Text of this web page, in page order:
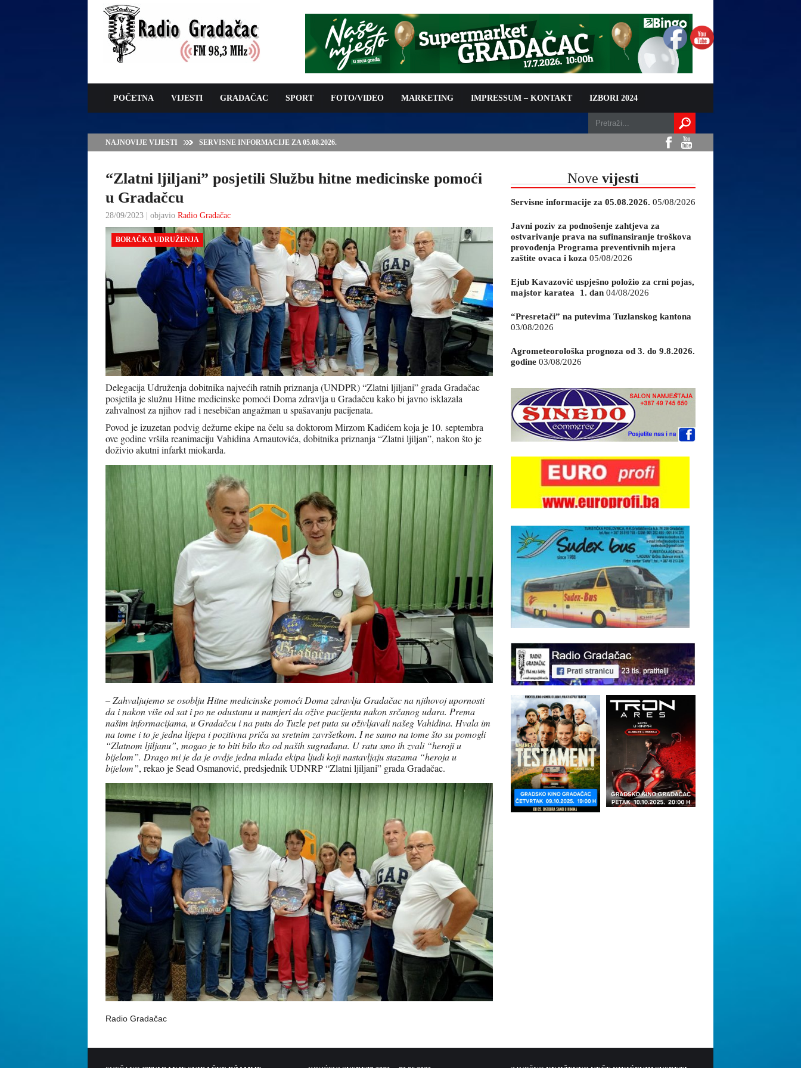
POČETNA VIJESTI GRADAČAC SPORT FOTO/VIDEO MARKETING IMPRESSUM – KONTAKT IZBORI 2024
NAJNOVIJE VIJESTI SERVISNE INFORMACIJE ZA 05.08.2026.
“Zlatni ljiljani” posjetili Službu hitne medicinske pomoći
u Gradačcu
28/09/2023 | objavio Radio Gradačac
BORAČKA UDRUŽENJA
Delegacija Udruženja dobitnika najvećih ratnih priznanja (UNDPR) “Zlatni ljiljani” grada Gradačac
posjetila je služnu Hitne medicinske pomoći Doma zdravlja u Gradačcu kako bi javno isklazala
zahvalnost za njihov rad i nesebičan angažman u spašavanju pacijenata.
Povod je izuzetan podvig dežurne ekipe na čelu sa doktorom Mirzom Kadićem koja je 10. septembra
ove godine vršila reanimaciju Vahidina Arnautovića, dobitnika priznanja “Zlatni ljiljan”, nakon što je
doživio akutni infarkt miokarda.
–Zahvaljujemo se osoblju Hitne medicinske pomoći Doma zdravlja Gradačac na njihovoj upornosti
da i nakon više od sat i po ne odustanu u namjeri da ožive pacijenta nakon srčanog udara. Prema
našim informacijama, u Gradačcu i na putu do Tuzle pet puta su oživljavali našeg Vahidina. Hvala im
na tome i to je jedna lijepa i pozitivna priča sa sretnim završetkom. I ne samo na tome što su pomogli
“Zlatnom ljiljanu”, mogao je to biti bilo tko od naših sugrađana. U ratu smo ih zvali “heroji u
bijelom”. Drago mi je da je ovdje jedna mlada ekipa ljudi koji nastavljaju stazama “heroja u
bijelom”, rekao je Sead Osmanović, predsjednik UDNRP “Zlatni ljiljani” grada Gradačac.
Radio Gradačac
Nove vijesti
Servisne informacije za 05.08.2026. 05/08/2026
Javni poziv za podnošenje zahtjeva za
ostvarivanje prava na sufinansiranje troškova
provođenja Programa preventivnih mjera
zaštite ovaca i koza 05/08/2026
Ejub Kavazović uspješno položio za crni pojas,
majstor karatea 1. dan 04/08/2026
“Presretači” na putevima Tuzlanskog kantona
03/08/2026
Agrometeorološka prognoza od 3. do 9.8.2026.
godine 03/08/2026